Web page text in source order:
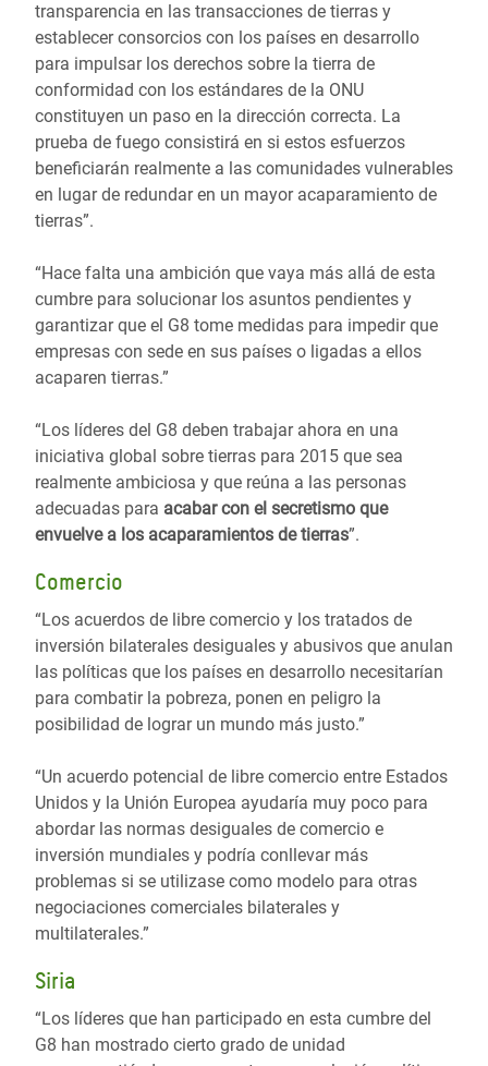
transparencia en las transacciones de tierras y
establecer consorcios con los países en desarrollo
para impulsar los derechos sobre la tierra de
conformidad con los estándares de la ONU
constituyen un paso en la dirección correcta. La
prueba de fuego consistirá en si estos esfuerzos
beneficiarán realmente a las comunidades vulnerables
en lugar de redundar en un mayor acaparamiento de
tierras”.
“Hace falta una ambición que vaya más allá de esta
cumbre para solucionar los asuntos pendientes y
garantizar que el G8 tome medidas para impedir que
empresas con sede en sus países o ligadas a ellos
acaparen tierras.”
“Los líderes del G8 deben trabajar ahora en una
iniciativa global sobre tierras para 2015 que sea
realmente ambiciosa y que reúna a las personas
adecuadas para acabar con el secretismo que
envuelve a los acaparamientos de tierras”.
Comercio
“Los acuerdos de libre comercio y los tratados de
inversión bilaterales desiguales y abusivos que anulan
las políticas que los países en desarrollo necesitarían
para combatir la pobreza, ponen en peligro la
posibilidad de lograr un mundo más justo.”
“Un acuerdo potencial de libre comercio entre Estados
Unidos y la Unión Europea ayudaría muy poco para
abordar las normas desiguales de comercio e
inversión mundiales y podría conllevar más
problemas si se utilizase como modelo para otras
negociaciones comerciales bilaterales y
multilaterales.”
Siria
“Los líderes que han participado en esta cumbre del
G8 han mostrado cierto grado de unidad